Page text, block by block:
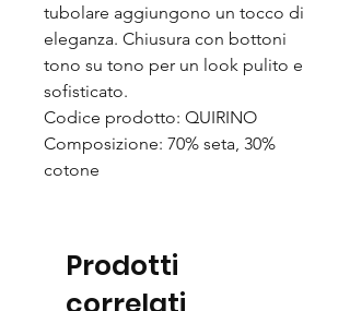
tubolare aggiungono un tocco di
eleganza. Chiusura con bottoni
tono su tono per un look pulito e
sofisticato.
Codice prodotto: QUIRINO
Composizione: 70% seta, 30%
cotone
Prodotti